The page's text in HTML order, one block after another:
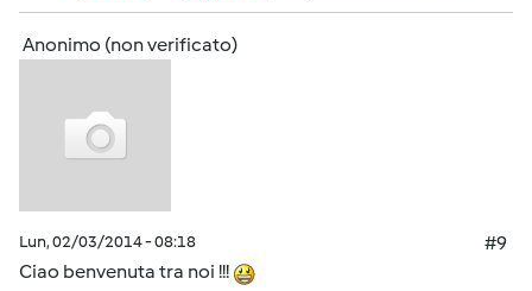
Anonimo (non verificato)
Lun, 02/03/2014 - 08:18
#9
Ciao benvenuta tra noi !!!